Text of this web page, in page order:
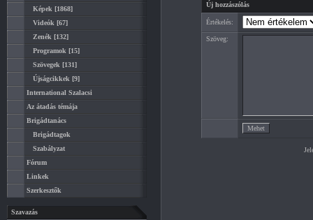
Képek [1868]
Videók [67]
Zenék [132]
Programok [15]
Szövegek [131]
Újságcikkek [9]
International Szalacsi
Az átadás témája
Brigádtanács
Brigádtagok
Szabályzat
Fórum
Linkek
Szerkesztők
Szavazás
Új hozzászólás
Értékelés:
Szöveg: